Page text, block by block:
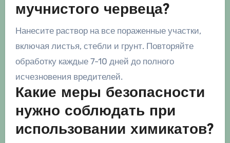
мучнистого червеца?
Нанесите раствор на все пораженные участки,
включая листья, стебли и грунт. Повторяйте
обработку каждые 7-10 дней до полного
исчезновения вредителей.
Какие меры безопасности
нужно соблюдать при
использовании химикатов?